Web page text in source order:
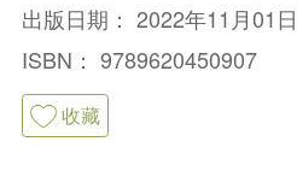
出版日期： 2022年11月01日
ISBN： 9789620450907
收藏